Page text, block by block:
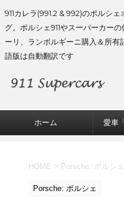
911カレラ(991.2 & 992)のポルシ
グ。ポルシェ911やスーパーカー
ーリ、ランボルギーニ購入＆所
語版は自動翻訳です
ホーム 愛車
HOME > Porsche: ポルシェ
Porsche: ポルシェ